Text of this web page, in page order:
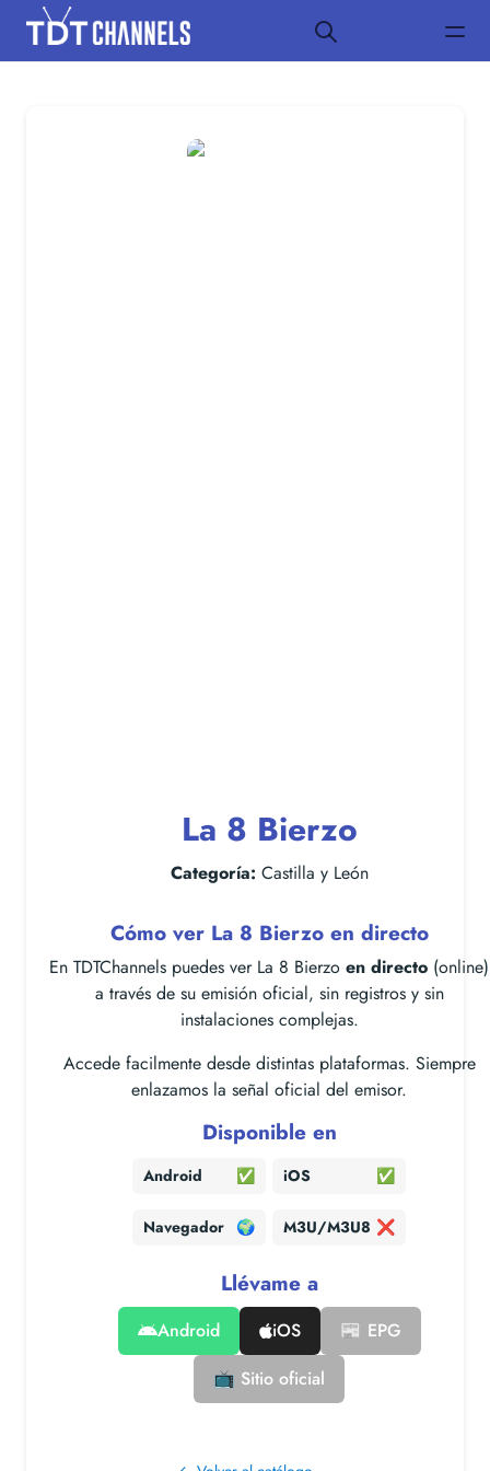
La 8 Bierzo
Categoría: Castilla y León
Cómo ver La 8 Bierzo en directo
En TDTChannels puedes ver La 8 Bierzo en directo (online)
a través de su emisión oficial, sin registros y sin
instalaciones complejas.
Accede facilmente desde distintas plataformas. Siempre
enlazamos la señal oficial del emisor.
Disponible en
Android ✅ iOS ✅
Navegador 🌍 M3U/M3U8 ❌
Llévame a
Android iOS
📰 EPG
📺 Sitio oficial